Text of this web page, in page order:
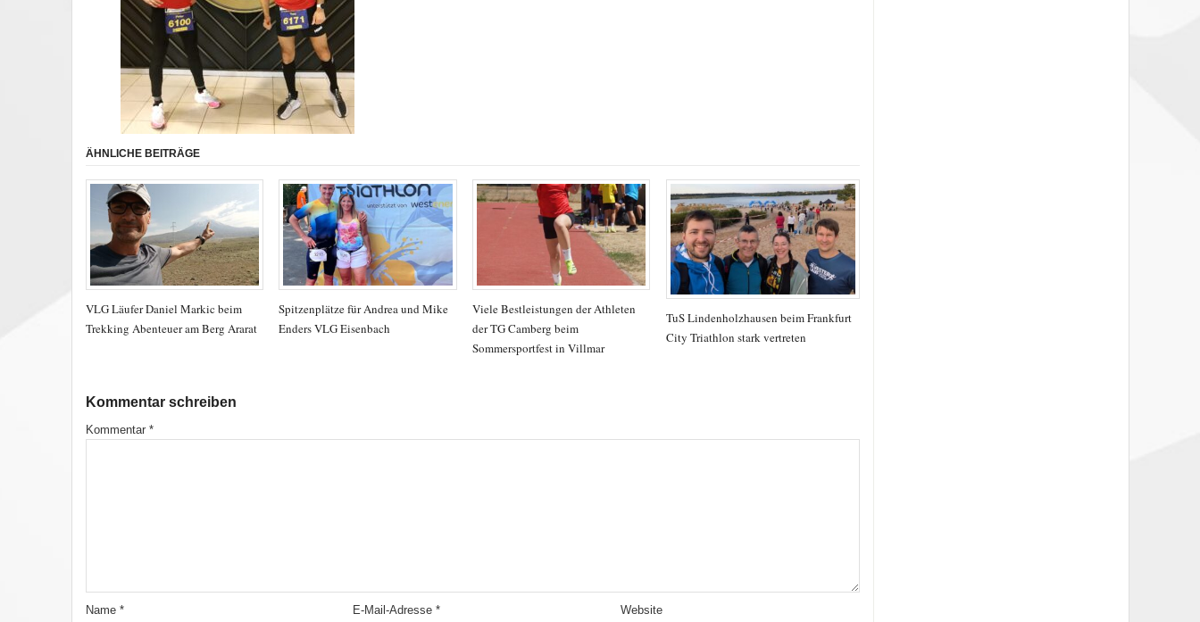
ÄHNLICHE BEITRÄGE
VLG Läufer Daniel Markic beim
Trekking Abenteuer am Berg Ararat
Spitzenplätze für Andrea und Mike
Enders VLG Eisenbach
Viele Bestleistungen der Athleten
der TG Camberg beim
Sommersportfest in Villmar
TuS Lindenholzhausen beim Frankfurt
City Triathlon stark vertreten
Kommentar schreiben
Kommentar *
Name * E-Mail-Adresse* Website